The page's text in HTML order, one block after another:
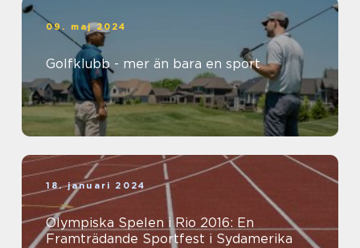
09. maj 2024
Golfklubb - mer än bara en sport
18. januari 2024
Olympiska Spelen i Rio 2016: En
Framträdande Sportfest i Sydamerika